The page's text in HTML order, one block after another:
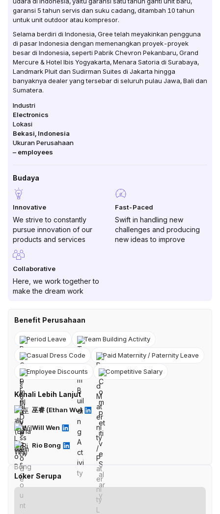
garansi 5 tahun servis dan suku cadang, ditambah 10 tahun
untuk unit outdoor atau kompresor.
Selama berdiri di Indonesia, Gree telah meyakinkan pengguna
di pasar Indonesia dengan memenangkan proyek-proyek
besar di Indonesia, seperti Pabrik Chevron Pekanbaru, Grand
Mercure & Hotel Ibis Yogyakarta, Menara Satoria di Surabaya,
Landmark Pluit dan Sudirman Suites di Jakarta hingga
banyaknya dealer yang tersebar di seluruh pulau Jawa, Bali dan
Sumatera.
Industri
Electronics
Lokasi
Bekasi Indonesia
Ukuran Perusahaan
– employees
Budaya
Innovative
We strive to constantly
pursue innovation of our
products and services
Fast-Paced
Swift in handling new
challenges and producing
new ideas to improve
Collaborative
Here, we work together to
make the dream work
Benefit Perusahaan
Period Leave Team Building Activity
Casual Dress Code Paid Maternity / Paternity Leave
Employee Discounts Competitive Salary
Kenali Lebih Lanjut
巫睿 (Ethan Wu)
Will Wen
Rio Bong
Loker Serupa